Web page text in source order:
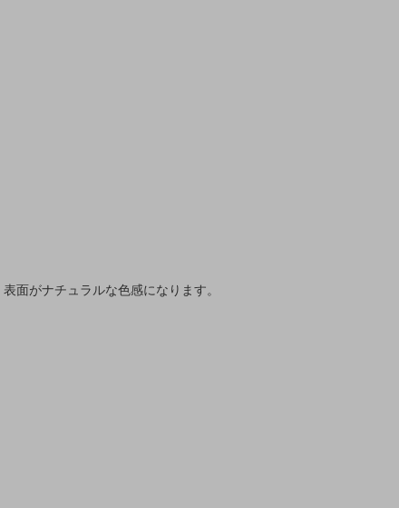
面がナチュラルな色感になります。